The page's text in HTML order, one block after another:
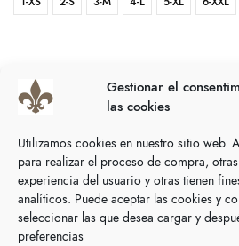
Gestionar el
las cookies
Utilizamos cookies en nuestro sitio web.
para realizar el proceso de compra,
experiencia del usuario y otras tienen
analíticos. Puede aceptar las cookies y
seleccionar las que desea cargar y
preferencias
AÑADIR AL
SIZING GUIDE
COMPARTIR
SKU:N/D
Categoría:Pulseras